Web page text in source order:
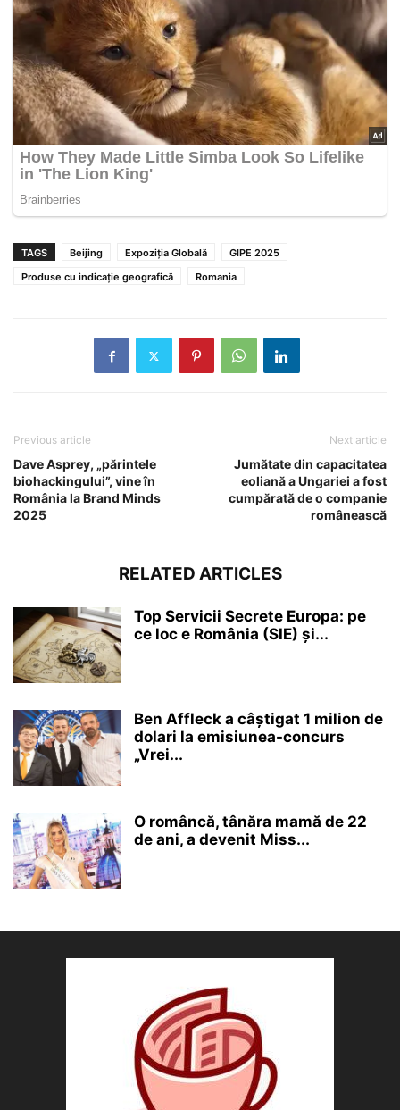
TAGS Beijing Expoziția Globală
GIPE 2025
Produse cu indicație geografică
Romania
Previous article
Dave Asprey, „părintele
biohackingului”, vine în
România la Brand Minds
2025
Next article
Jumătate din capacitatea
eoliană a Ungariei a fost
cumpărată de o companie
românească
RELATED ARTICLES
Top Servicii Secrete Europa: pe
ce loc e România (SIE) și...
Ben Affleck a câștigat 1 milion de
dolari la emisiunea-concurs
„Vrei...
O româncă, tânăra mamă de 22
de ani, a devenit Miss...